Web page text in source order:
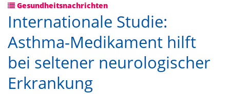
Gesundheitsnachrichten
Internationale Studie:
Asthma-Medikament hilft
bei seltener neurologischer
Erkrankung